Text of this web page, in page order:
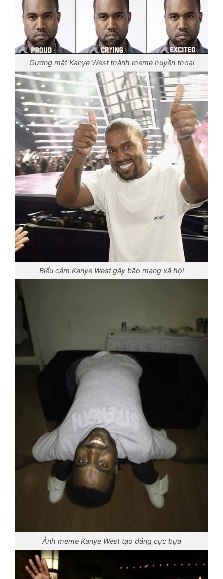
Gương mặt Kanye West thành meme huyền thoại
Biểu cảm Kanye West gây bão mạng xã hội
Ảnh meme Kanye West tạo dáng cực bựa